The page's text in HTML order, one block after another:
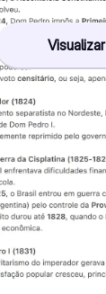
Visualizar